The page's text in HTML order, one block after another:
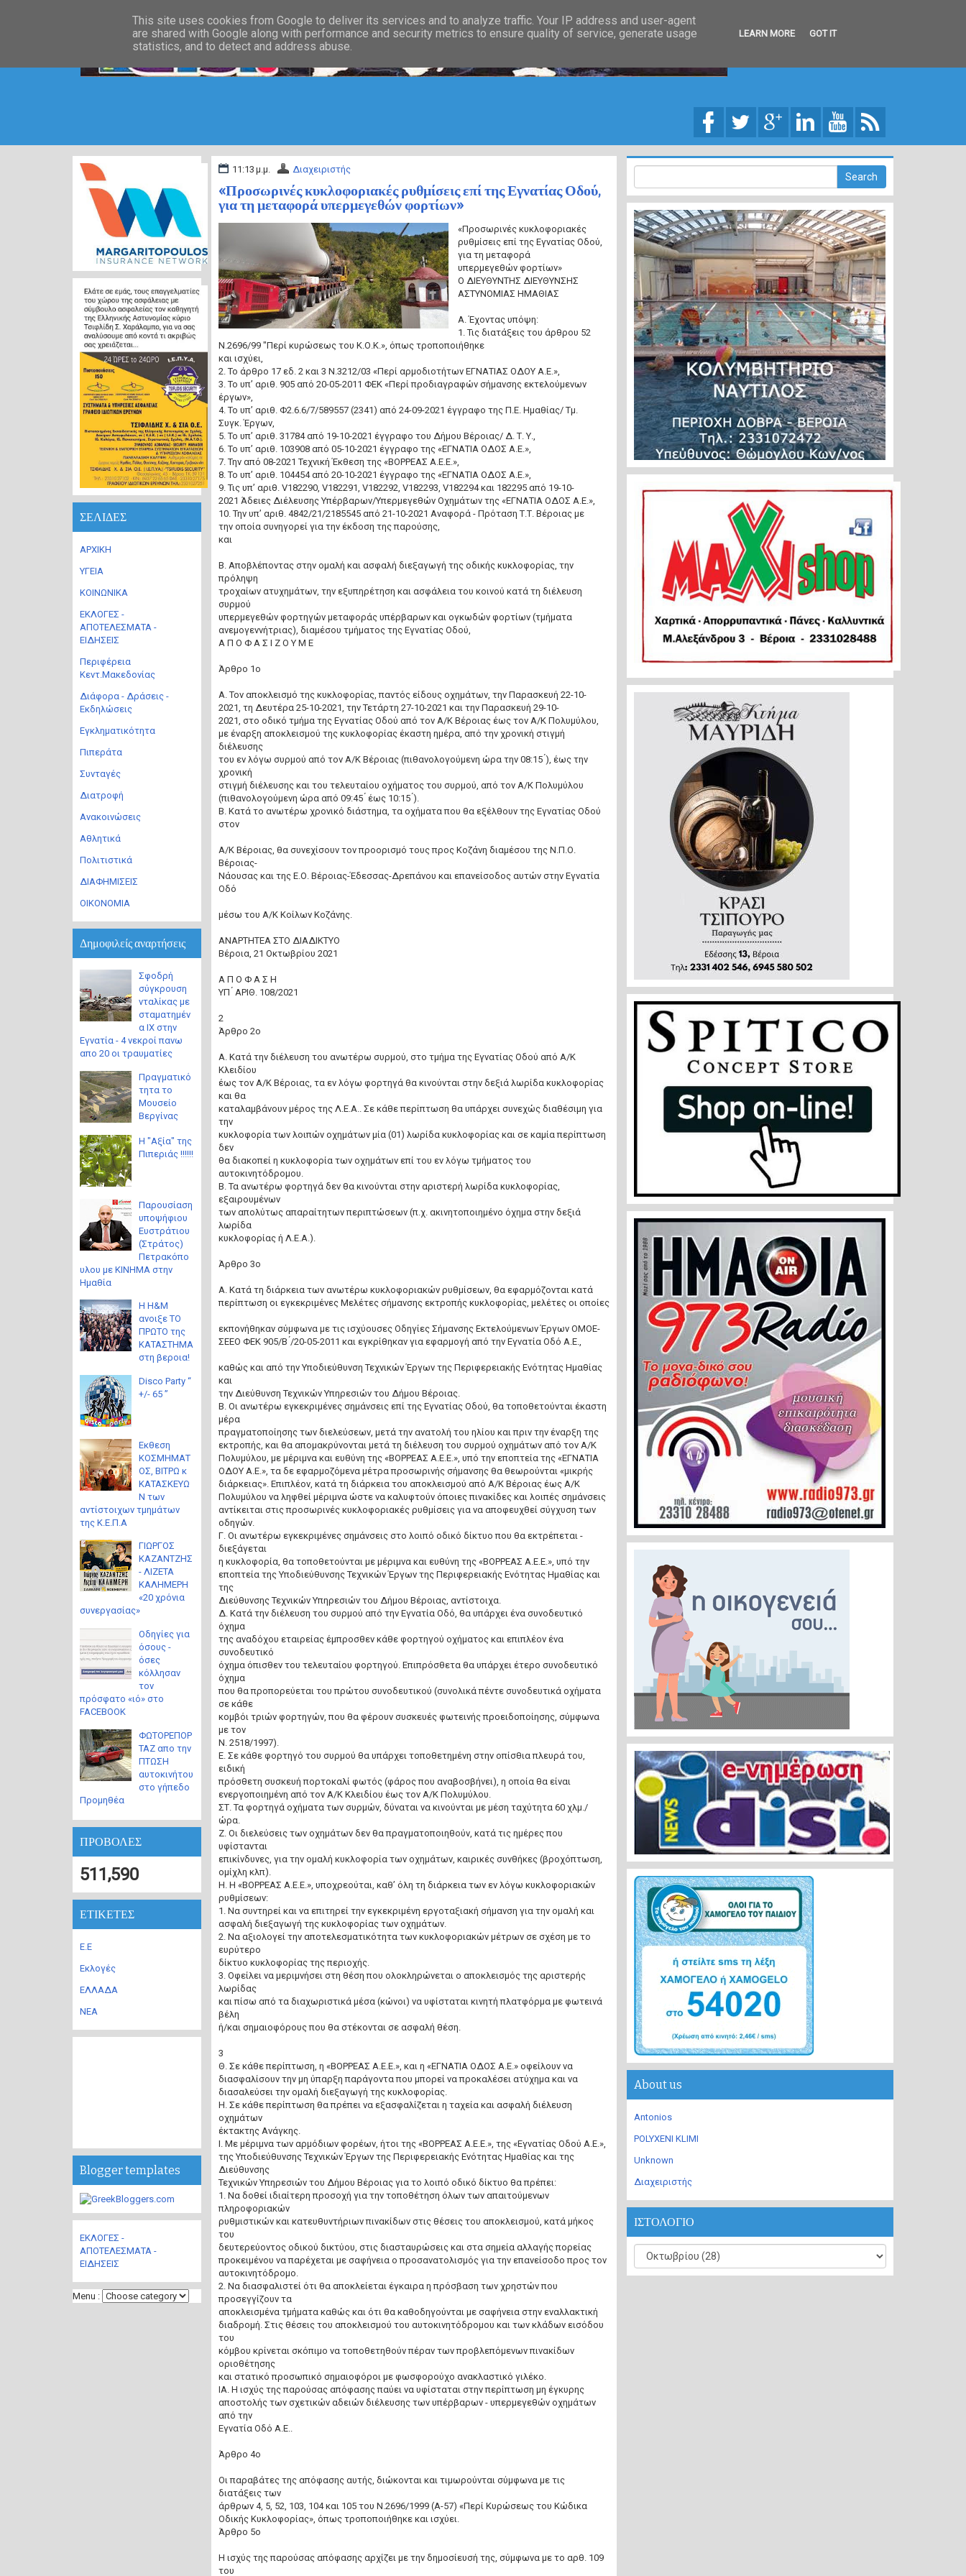
11:13 μ.μ. Διαχειριστής
«Προσωρινές κυκλοφοριακές ρυθμίσεις επί της Εγνατίας Οδού,
για τη μεταφορά υπερμεγεθών φορτίων»
«Προσωρινές κυκλοφοριακές
ρυθμίσεις επί της Εγνατίας Οδού,
για τη μεταφορά
υπερμεγεθών φορτίων»
Ο ΔΙΕΥΘΥΝΤΗΣ ΔΙΕΥΘΥΝΣΗΣ
ΑΣΤΥΝΟΜΙΑΣ ΗΜΑΘΙΑΣ
Α. Έχοντας υπόψη:
1. Τις διατάξεις του άρθρου 52
Ν.2696/99 "Περί κυρώσεως του Κ.Ο.Κ.», όπως τροποποιήθηκε
και ισχύει,
2. Το άρθρο 17 εδ. 2 και 3 Ν.3212/03 «Περί αρμοδιοτήτων ΕΓΝΑΤΙΑΣ ΟΔΟΥ Α.Ε.»,
3. Το υπ’ αριθ. 905 από 20-05-2011 ΦΕΚ «Περί προδιαγραφών σήμανσης εκτελούμενων
έργων»,
4. Το υπ’ αριθ. Φ2.6.6/7/589557 (2341) από 24-09-2021 έγγραφο της Π.Ε. Ημαθίας/ Τμ.
Συγκ. Έργων,
5. Το υπ’ αριθ. 31784 από 19-10-2021 έγγραφο του Δήμου Βέροιας/ Δ. Τ. Υ.,
6. Το υπ’ αριθ. 103908 από 05-10-2021 έγγραφο της «ΕΓΝΑΤΙΑ ΟΔΟΣ Α.Ε.»,
7. Την από 08-2021 Τεχνική Έκθεση της «ΒΟΡΡΕΑΣ Α.Ε.Ε.»,
8. Το υπ’ αριθ. 104454 από 20-10-2021 έγγραφο της «ΕΓΝΑΤΙΑ ΟΔΟΣ Α.Ε.»,
9. Τις υπ’ αριθ. V182290, V182291, V182292, V182293, V182294 και 182295 από 19-10-
2021 Άδειες Διέλευσης Υπέρβαρων/Υπερμεγεθών Οχημάτων της «ΕΓΝΑΤΙΑ ΟΔΟΣ Α.Ε.»,
10. Την υπ’ αριθ. 4842/21/2185545 από 21-10-2021 Αναφορά - Πρόταση Τ.Τ. Βέροιας με
την οποία συνηγορεί για την έκδοση της παρούσης,
και
Β. Αποβλέποντας στην ομαλή και ασφαλή διεξαγωγή της οδικής κυκλοφορίας, την
πρόληψη
τροχαίων ατυχημάτων, την εξυπηρέτηση και ασφάλεια του κοινού κατά τη διέλευση
συρμού
υπερμεγεθών φορτηγών μεταφοράς υπέρβαρων και ογκωδών φορτίων (τμήματα
ανεμογεννήτριας), διαμέσου τμήματος της Εγνατίας Οδού,
Α Π Ο Φ Α Σ Ι Ζ Ο Υ Μ Ε
Άρθρο 1ο
Α. Τον αποκλεισμό της κυκλοφορίας, παντός είδους οχημάτων, την Παρασκευή 22-10-
2021, τη Δευτέρα 25-10-2021, την Τετάρτη 27-10-2021 και την Παρασκευή 29-10-
2021, στο οδικό τμήμα της Εγνατίας Οδού από τον Α/Κ Βέροιας έως τον Α/Κ Πολυμύλου,
με έναρξη αποκλεισμού της κυκλοφορίας έκαστη ημέρα, από την χρονική στιγμή
διέλευσης
του εν λόγω συρμού από τον Α/Κ Βέροιας (πιθανολογούμενη ώρα την 08:15 ́), έως την
χρονική
στιγμή διέλευσης και του τελευταίου οχήματος του συρμού, από τον Α/Κ Πολυμύλου
(πιθανολογούμενη ώρα από 09:45 ́ έως 10:15 ́).
Β. Κατά το ανωτέρω χρονικό διάστημα, τα οχήματα που θα εξέλθουν της Εγνατίας Οδού
στον
Α/Κ Βέροιας, θα συνεχίσουν τον προορισμό τους προς Κοζάνη διαμέσου της Ν.Π.Ο.
Βέροιας-
Νάουσας και της Ε.Ο. Βέροιας-Έδεσσας-Δρεπάνου και επανείσοδος αυτών στην Εγνατία
Οδό
μέσω του Α/Κ Κοίλων Κοζάνης.
ANAΡΤΗΤΕΑ ΣΤΟ ΔΙΑΔΙΚΤΥΟ
Βέροια, 21 Οκτωβρίου 2021
Α Π Ο Φ Α Σ Η
ΥΠ ́ ΑΡΙΘ. 108/2021
2
Άρθρο 2ο
Α. Κατά την διέλευση του ανωτέρω συρμού, στο τμήμα της Εγνατίας Οδού από Α/Κ
Κλειδίου
έως τον Α/Κ Βέροιας, τα εν λόγω φορτηγά θα κινούνται στην δεξιά λωρίδα κυκλοφορίας
και θα
καταλαμβάνουν μέρος της Λ.Ε.Α.. Σε κάθε περίπτωση θα υπάρχει συνεχώς διαθέσιμη για
την
κυκλοφορία των λοιπών οχημάτων μία (01) λωρίδα κυκλοφορίας και σε καμία περίπτωση
δεν
θα διακοπεί η κυκλοφορία των οχημάτων επί του εν λόγω τμήματος του
αυτοκινητόδρομου.
Β. Τα ανωτέρω φορτηγά δεν θα κινούνται στην αριστερή λωρίδα κυκλοφορίας,
εξαιρουμένων
των απολύτως απαραίτητων περιπτώσεων (π.χ. ακινητοποιημένο όχημα στην δεξιά
λωρίδα
κυκλοφορίας ή Λ.Ε.Α.).
Άρθρο 3ο
Α. Κατά τη διάρκεια των ανωτέρω κυκλοφοριακών ρυθμίσεων, θα εφαρμόζονται κατά
περίπτωση οι εγκεκριμένες Μελέτες σήμανσης εκτροπής κυκλοφορίας, μελέτες οι οποίες
εκπονήθηκαν σύμφωνα με τις ισχύουσες Οδηγίες Σήμανσης Εκτελούμενων Έργων ΟΜΟΕ-
ΣΕΕΟ ΦΕΚ 905/Β ́/20-05-2011 και εγκρίθηκαν για εφαρμογή από την Εγνατία Οδό Α.Ε.,
καθώς και από την Υποδιεύθυνση Τεχνικών Έργων της Περιφερειακής Ενότητας Ημαθίας
και
την Διεύθυνση Τεχνικών Υπηρεσιών του Δήμου Βέροιας.
Β. Οι ανωτέρω εγκεκριμένες σημάνσεις επί της Εγνατίας Οδού, θα τοποθετούνται έκαστη
μέρα
πραγματοποίησης των διελεύσεων, μετά την ανατολή του ηλίου και πριν την έναρξη της
εκτροπής, και θα απομακρύνονται μετά τη διέλευση του συρμού οχημάτων από τον Α/Κ
Πολυμύλου, με μέριμνα και ευθύνη της «ΒΟΡΡΕΑΣ Α.Ε.Ε.», υπό την εποπτεία της «ΕΓΝΑΤΙΑ
ΟΔΟΥ Α.Ε.», τα δε εφαρμοζόμενα μέτρα προσωρινής σήμανσης θα θεωρούνται «μικρής
διάρκειας». Επιπλέον, κατά τη διάρκεια του αποκλεισμού από Α/Κ Βέροιας έως Α/Κ
Πολυμύλου να ληφθεί μέριμνα ώστε να καλυφτούν όποιες πινακίδες και λοιπές σημάνσεις
αντίκειται στις προσωρινές κυκλοφοριακές ρυθμίσεις για να αποφευχθεί σύγχυση των
οδηγών.
Γ. Οι ανωτέρω εγκεκριμένες σημάνσεις στο λοιπό οδικό δίκτυο που θα εκτρέπεται -
διεξάγεται
η κυκλοφορία, θα τοποθετούνται με μέριμνα και ευθύνη της «ΒΟΡΡΕΑΣ Α.Ε.Ε.», υπό την
εποπτεία της Υποδιεύθυνσης Τεχνικών Έργων της Περιφερειακής Ενότητας Ημαθίας και
της
Διεύθυνσης Τεχνικών Υπηρεσιών του Δήμου Βέροιας, αντίστοιχα.
Δ. Κατά την διέλευση του συρμού από την Εγνατία Οδό, θα υπάρχει ένα συνοδευτικό
όχημα
της αναδόχου εταιρείας έμπροσθεν κάθε φορτηγού οχήματος και επιπλέον ένα
συνοδευτικό
όχημα όπισθεν του τελευταίου φορτηγού. Επιπρόσθετα θα υπάρχει έτερο συνοδευτικό
όχημα
που θα προπορεύεται του πρώτου συνοδευτικού (συνολικά πέντε συνοδευτικά οχήματα
σε κάθε
κομβόι τριών φορτηγών, που θα φέρουν συσκευές φωτεινής προειδοποίησης, σύμφωνα
με τον
Ν. 2518/1997).
Ε. Σε κάθε φορτηγό του συρμού θα υπάρχει τοποθετημένη στην οπίσθια πλευρά του,
ειδική
πρόσθετη συσκευή πορτοκαλί φωτός (φάρος που αναβοσβήνει), η οποία θα είναι
ενεργοποιημένη από τον Α/Κ Κλειδίου έως τον Α/Κ Πολυμύλου.
ΣΤ. Τα φορτηγά οχήματα των συρμών, δύναται να κινούνται με μέση ταχύτητα 60 χλμ./
ώρα.
Ζ. Οι διελεύσεις των οχημάτων δεν θα πραγματοποιηθούν, κατά τις ημέρες που
υφίστανται
επικίνδυνες, για την ομαλή κυκλοφορία των οχημάτων, καιρικές συνθήκες (βροχόπτωση,
ομίχλη κλπ).
Η. Η «ΒΟΡΡΕΑΣ Α.Ε.Ε.», υποχρεούται, καθ’ όλη τη διάρκεια των εν λόγω κυκλοφοριακών
ρυθμίσεων:
1. Να συντηρεί και να επιτηρεί την εγκεκριμένη εργοταξιακή σήμανση για την ομαλή και
ασφαλή διεξαγωγή της κυκλοφορίας των οχημάτων.
2. Να αξιολογεί την αποτελεσματικότητα των κυκλοφοριακών μέτρων σε σχέση με το
ευρύτερο
δίκτυο κυκλοφορίας της περιοχής.
3. Οφείλει να μεριμνήσει στη θέση που ολοκληρώνεται ο αποκλεισμός της αριστερής
λωρίδας
και πίσω από τα διαχωριστικά μέσα (κώνοι) να υφίσταται κινητή πλατφόρμα με φωτεινά
βέλη
ή/και σημαιοφόρους που θα στέκονται σε ασφαλή θέση.
3
Θ. Σε κάθε περίπτωση, η «ΒΟΡΡΕΑΣ Α.Ε.Ε.», και η «ΕΓΝΑΤΙΑ ΟΔΟΣ Α.Ε.» οφείλουν να
διασφαλίσουν την μη ύπαρξη παράγοντα που μπορεί να προκαλέσει ατύχημα και να
διασαλεύσει την ομαλή διεξαγωγή της κυκλοφορίας.
Η. Σε κάθε περίπτωση θα πρέπει να εξασφαλίζεται η ταχεία και ασφαλή διέλευση
οχημάτων
έκτακτης Ανάγκης.
Ι. Με μέριμνα των αρμόδιων φορέων, ήτοι της «ΒΟΡΡΕΑΣ Α.Ε.Ε.», της «Εγνατίας Οδού Α.Ε.»,
της Υποδιεύθυνσης Τεχνικών Έργων της Περιφερειακής Ενότητας Ημαθίας και της
Διεύθυνσης
Τεχνικών Υπηρεσιών του Δήμου Βέροιας για το λοιπό οδικό δίκτυο θα πρέπει:
1. Να δοθεί ιδιαίτερη προσοχή για την τοποθέτηση όλων των απαιτούμενων
πληροφοριακών
ρυθμιστικών και κατευθυντήριων πινακίδων στις θέσεις του αποκλεισμού, κατά μήκος
του
δευτερεύοντος οδικού δικτύου, στις διασταυρώσεις και στα σημεία αλλαγής πορείας
προκειμένου να παρέχεται με σαφήνεια ο προσανατολισμός για την επανείσοδο προς τον
αυτοκινητόδρομο.
2. Να διασφαλιστεί ότι θα αποκλείεται έγκαιρα η πρόσβαση των χρηστών που
προσεγγίζουν τα
αποκλεισμένα τμήματα καθώς και ότι θα καθοδηγούνται με σαφήνεια στην εναλλακτική
διαδρομή. Στις θέσεις του αποκλεισμού του αυτοκινητόδρομου και των κλάδων εισόδου
του
κόμβου κρίνεται σκόπιμο να τοποθετηθούν πέραν των προβλεπόμενων πινακίδων
οριοθέτησης
και στατικό προσωπικό σημαιοφόροι με φωσφορούχο ανακλαστικό γιλέκο.
ΙΑ. Η ισχύς της παρούσας απόφασης παύει να υφίσταται στην περίπτωση μη έγκυρης
αποστολής των σχετικών αδειών διέλευσης των υπέρβαρων - υπερμεγεθών οχημάτων
από την
Εγνατία Οδό Α.Ε..
Άρθρο 4ο
Οι παραβάτες της απόφασης αυτής, διώκονται και τιμωρούνται σύμφωνα με τις
διατάξεις των
άρθρων 4, 5, 52, 103, 104 και 105 του Ν.2696/1999 (Α-57) «Περί Κυρώσεως του Κώδικα
Οδικής Κυκλοφορίας», όπως τροποποιήθηκε και ισχύει.
Άρθρο 5ο
Η ισχύς της παρούσας απόφασης αρχίζει με την δημοσίευσή της, σύμφωνα με το αρθ. 109
του
ΣΕΛΙΔΕΣ
ΑΡΧΙΚΗ
ΥΓΕΙΑ
ΚΟΙΝΩΝΙΚΑ
ΕΚΛΟΓΕΣ -
ΑΠΟΤΕΛΕΣΜΑΤΑ -
ΕΙΔΗΣΕΙΣ
Περιφέρεια
Κεντ.Μακεδονίας
Διάφορα - Δράσεις -
Εκδηλώσεις
Εγκληματικότητα
Πιπεράτα
Συνταγές
Διατροφή
Ανακοινώσεις
Αθλητικά
Πολιτιστικά
ΔΙΑΦΗΜΙΣΕΙΣ
ΟΙΚΟΝΟΜΙΑ
Δημοφιλείς αναρτήσεις
Σφοδρή
σύγκρουση
νταλίκας με
σταματημέν
α ΙΧ στην
Εγνατία - 4 νεκροί πανω
απο 20 οι τραυματίες
Πραγματικό
τητα το
Μουσείο
Βεργίνας
Η "Αξία" της
Πιπεριάς !!!!!!
Παρουσίαση
υποψήφιου
Ευστράτιου
(Στράτος)
Πετρακόπο
υλου με ΚΙΝΗΜΑ στην
Ημαθία
Η H&M
ανοιξε ΤΟ
ΠΡΩΤΟ της
ΚΑΤΑΣΤΗΜΑ
στη βεροια!
Disco Party “
+/- 65 ”
Eκθεση
ΚΟΣΜΗΜΑΤ
ΟΣ, ΒΙΤΡΩ κ
ΚΑΤΑΣΚΕΥΩ
Ν των
αντίστοιχων τμημάτων
της Κ.Ε.Π.Α
ΓΙΩΡΓΟΣ
ΚΑΖΑΝΤΖΗΣ
- ΛΙΖΕΤΑ
ΚΑΛΗΜΕΡΗ
«20 χρόνια
συνεργασίας»
Οδηγίες για
όσους -
όσες
κόλλησαν
τον
πρόσφατο «ιό» στο
FACEBOOK
ΦΩΤΟΡΕΠΟΡ
ΤΑΖ απο την
ΠΤΩΣΗ
αυτοκινήτου
στο γήπεδο
Προμηθέα
ΠΡΟΒΟΛΕΣ
511,590
ΕΤΙΚΕΤΕΣ
Ε.Ε
Εκλογές
ΕΛΛΑΔΑ
ΝΕΑ
Blogger templates
ΕΚΛΟΓΕΣ -
ΑΠΟΤΕΛΕΣΜΑΤΑ -
ΕΙΔΗΣΕΙΣ
Menu :
About us
Antonios
POLYXENI KLIMI
Unknown
Διαχειριστής
ΙΣΤΟΛΟΓΙΟ
This site uses cookies from Google to deliver its services and to analyze traffic. Your IP address and user-agent
are shared with Google along with performance and security metrics to ensure quality of service, generate usage
statistics, and to detect and address abuse.
LEARN MORE GOT IT